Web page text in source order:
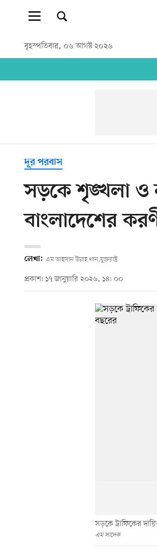
বৃহস্পতিবার, ০৬ আগস্ট ২০২৬
দূর পরবাস
সড়কে শৃঙ্খলা ও
বাংলাদেশের
লেখা: এম আহসান উল্লাহ খান,যুক্তরাষ্ট্র
প্রকাশ: ১৭ জানুয়ারি ২০২৬, ১৪: ০০
সড়কে ট্রাফিকের
এম সাদেক